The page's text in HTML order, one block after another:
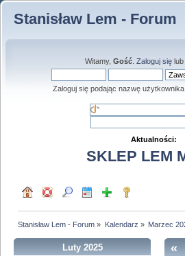
Stanisław Lem - Forum
Witamy, Gość. Zaloguj sięlub
Zaloguj się podając nazwę
Aktualności:
SKLEP LEM
Stanisław Lem - Forum » Kalendarz » Marzec
Luty 2025 «